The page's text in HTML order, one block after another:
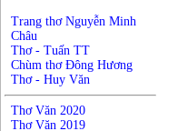
Trang thơ Nguyễn Minh
Châu
Thơ - Tuấn TT
Chùm thơ Đông Hương
Thơ - Huy Văn
Thơ Văn 2020
Thơ Văn 2019